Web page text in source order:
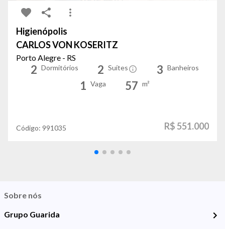
Higienópolis
CARLOS VON KOSERITZ
Porto Alegre - RS
2 Dormitórios 2 Suítes 3 Banheiros
1 Vaga 57 m²
Código: 991035 R$ 551.000
Sobre nós
Grupo Guarida